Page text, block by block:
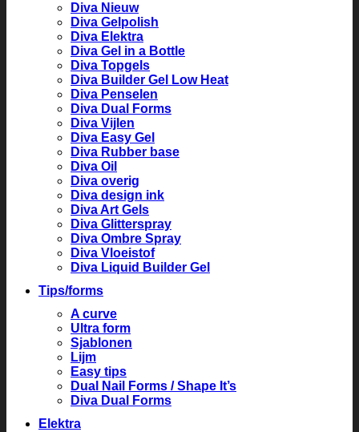
Diva Nieuw
Diva Gelpolish
Diva Elektra
Diva Gel in a Bottle
Diva Topgels
Diva Builder Gel Low Heat
Diva Penselen
Diva Dual Forms
Diva Vijlen
Diva Easy Gel
Diva Rubber base
Diva Oil
Diva overig
Diva design ink
Diva Art Gels
Diva Glitterspray
Diva Ombre Spray
Diva Vloeistof
Diva Liquid Builder Gel
Tips/forms
A curve
Ultra form
Sjablonen
Lijm
Easy tips
Dual Nail Forms / Shape It’s
Diva Dual Forms
Elektra